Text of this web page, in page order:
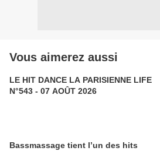
Vous aimerez aussi
LE HIT DANCE LA PARISIENNE LIFE
N°543 - 07 AOÛT 2026
Bassmassage tient l’un des hits